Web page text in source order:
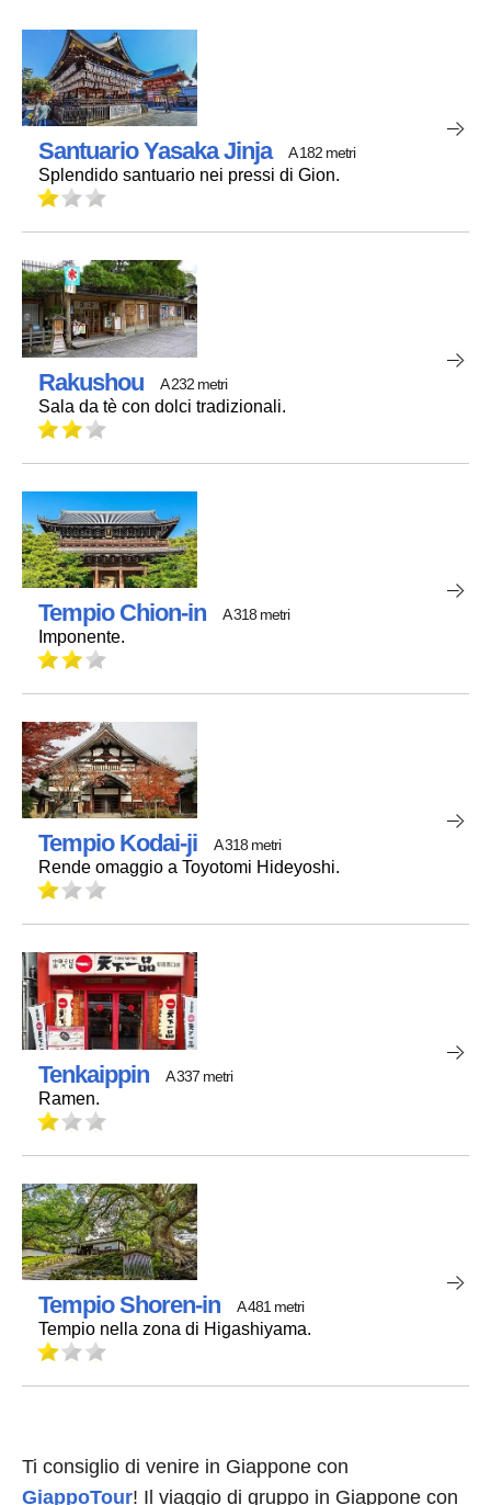
Santuario Yasaka Jinja A 182 metri
Splendido santuario nei pressi di Gion.
Rakushou A 232 metri
Sala da tè con dolci tradizionali.
Tempio Chion-in A 318 metri
Imponente.
Tempio Kodai-ji A 318 metri
Rende omaggio a Toyotomi Hideyoshi.
Tenkaippin A 337 metri
Ramen.
Tempio Shoren-in A 481 metri
Tempio nella zona di Higashiyama.
Ti consiglio di venire in Giappone con
GiappoTour! Il viaggio di gruppo in Giappone con